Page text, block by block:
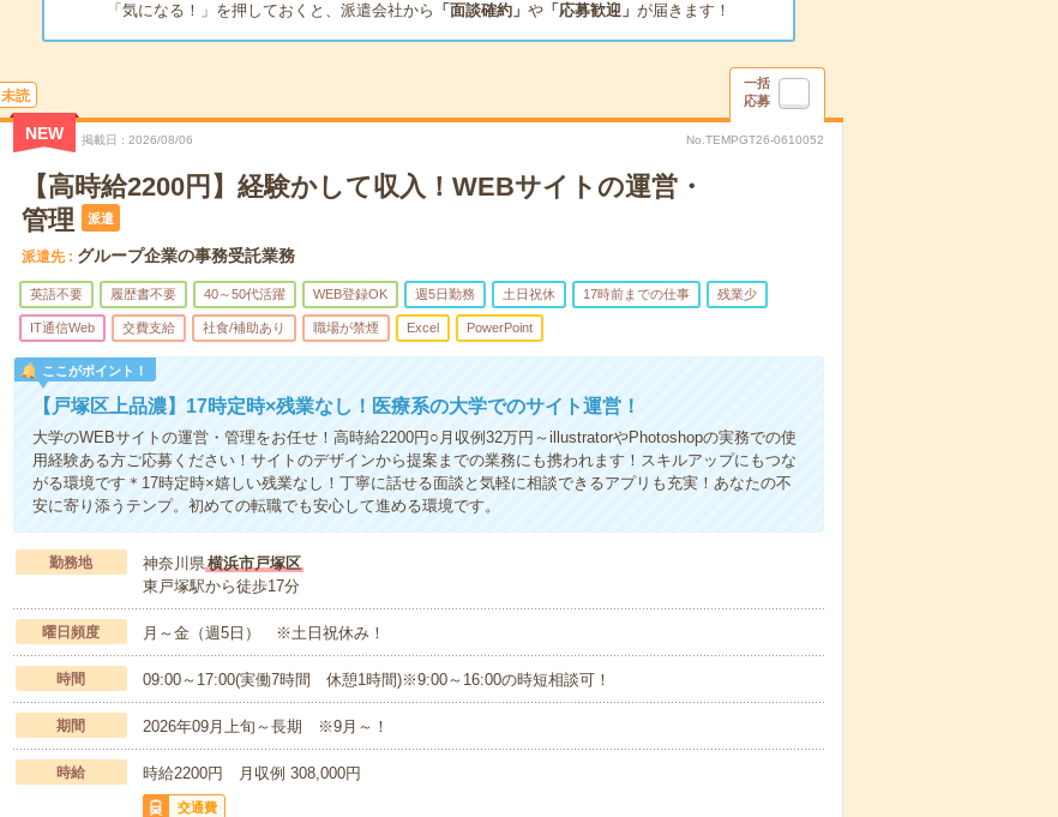
「気になる！」を押しておくと、派遣会社から 「面談確約」 や「応募歓迎」 が届きます！
未読
一括
応募
NEW 掲載日 2026/08/06 No.TEMPGT26-0610052
【高時給2200円】経験かして収入！WEBサイトの運営・
管理
派遣
派遣先 グループ企業の事務受託業務
英語不要 履歴書不要 40～50代活躍 WEB登録OK 週5日勤務 土日祝休 17時前までの仕事 残業少
IT通信Web 交費支給 社食/補助あり 職場が禁煙 Excel PowerPoint
ここがポイント！
【戸塚区上品濃】17時定時×残業なし！医療系の大学でのサイト運営！
大学のWEBサイトの運営・管理をお任せ！高時給2200円○月収例32万円～illustratorやPhotoshopの実務での使
用経験ある方ご応募ください！サイトのデザインから提案までの業務にも携われます！スキルアップにもつな
がる環境です＊17時定時×嬉しい残業なし！丁寧に話せる面談と気軽に相談できるアプリも充実！あなたの不
安に寄り添うテンプ。初めての転職でも安心して進める環境です。
勤務地 神奈川県横浜市戸塚区
東戸塚駅から徒歩17分
曜日頻度 月～金（週5日） ※土日祝休み！
時間 09:00～17:00(実働7時間 休憩1時間)※9:00～16:00の時短相談可！
期間 2026年09月上旬～長期 ※9月～！
時給 時給2200円 月収例 308,000円
交通費